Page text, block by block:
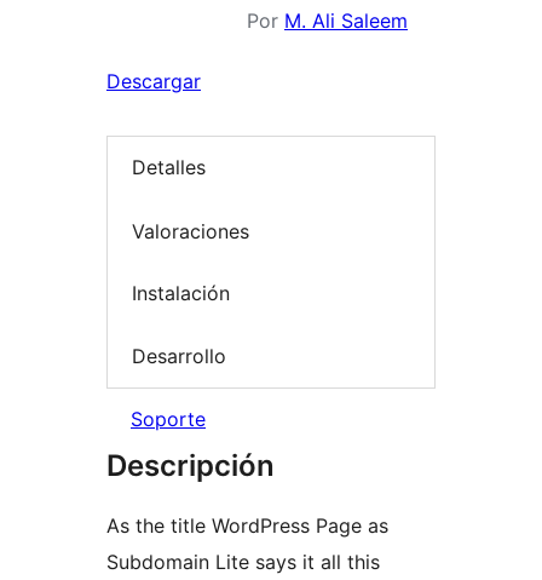
Por M. Ali Saleem
Descargar
Detalles
Valoraciones
Instalación
Desarrollo
Soporte
Descripción
As the title WordPress Page as
Subdomain Lite says it all this